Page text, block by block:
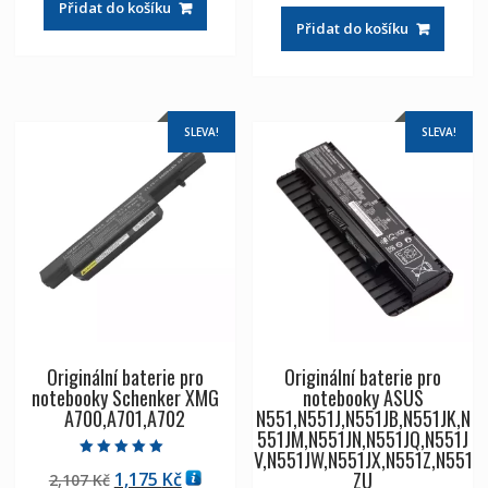
2,107 Kč 1,175 Kč
Přidat do košíku
byla:
2,107 Kč
je:
1,175 Kč
Přidat do košíku
SLEVA!
Originální baterie pro
notebooky Schenker XMG
A700,A701,A702
5.00
2,107Kč Původní
1,175 KčAktuální
SLEVA!
Originální baterie pro
notebooky ASUS
N551,N551J,N551JB,N551JK,N
551JM,N551JN,N551JQ,N551J
V,N551JW,N551JX,N551Z,N551
ZU